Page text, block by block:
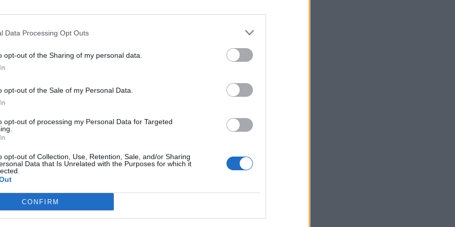
Data Processing Opt Outs
opt-out of the Sharing of my personal data.
opt-out of the Sale of my Personal Data.
opt-out of processing my Personal Data for Targeted
opt-out of Collection, Use, Retention, Sale, and/or Sharing
Data that Is Unrelated with the Purposes for which it
CONFIRM
ägt rum på massa
kammarchef på
med splittringen
vuxit sig allt
För att markera
alltså namnet på en
Ismail Abdo, som
konflikten.
teman och på så sätt
hänger ihop, säger
polisen använder för
Donald Trump Dömda Ebba Busch
Grov misshandel
Kriminalvården Kristdemokraterna
Moderaterna Mord
Silventoinen Petter Inedahl Polisen
Ricard A R Nilsson
Sverigedemokraterna
Oravsky VåldVåldtäktÅklagare